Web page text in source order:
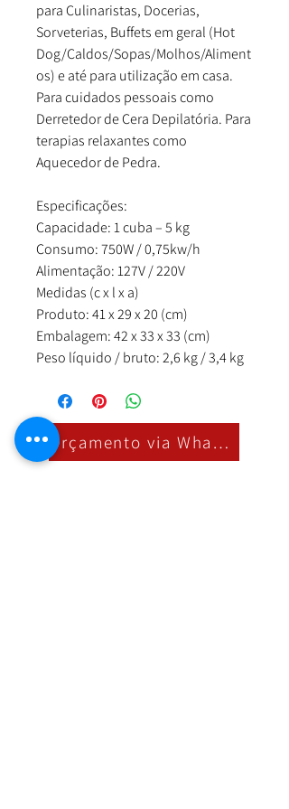
para Culinaristas, Docerias,
Sorveterias, Buffets em geral (Hot
Dog/Caldos/Sopas/Molhos/Aliment
os) e até para utilização em casa.
Para cuidados pessoais como
Derretedor de Cera Depilatória. Para
terapias relaxantes como
Aquecedor de Pedra.
Especificações:
Capacidade: 1 cuba – 5 kg
Consumo: 750W / 0,75kw/h
Alimentação: 127V / 220V
Medidas (c x l x a)
Produto: 41 x 29 x 20 (cm)
Embalagem: 42 x 33 x 33 (cm)
Peso líquido / bruto: 2,6 kg / 3,4 kg
Orçamento via Whatsapp